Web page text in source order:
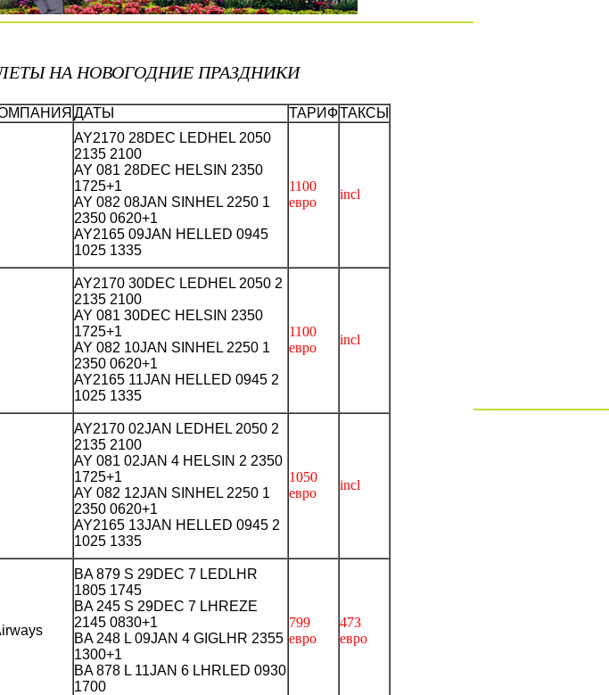
НА НОВОГОДНИЕ ПРАЗДНИКИ
ДАТЫ ТАРИФТАКСЫ
AY2170 28DEC LEDHEL 2050
2135 2100
AY 081 28DEC HELSIN 2350
1725+1
AY 082 08JAN SINHEL 2250 1
2350 0620+1
AY2165 09JAN HELLED 0945
1025 1335
1100
евро
incl
AY2170 30DEC LEDHEL 2050 2
2135 2100
AY 081 30DEC HELSIN 2350
1725+1
AY 082 10JAN SINHEL 2250 1
2350 0620+1
AY2165 11JAN HELLED 0945 2
1025 1335
1100
евро
incl
AY2170 02JAN LEDHEL 2050 2
2135 2100
AY 081 02JAN 4 HELSIN 2 2350
1725+1
AY 082 12JAN SINHEL 2250 1
2350 0620+1
AY2165 13JAN HELLED 0945 2
1025 1335
1050
евро
incl
BA 879 S 29DEC 7 LEDLHR
1805 1745
BA 245 S 29DEC 7 LHREZE
2145 0830+1
BA 248 L 09JAN 4 GIGLHR 2355
1300+1
BA 878 L 11JAN 6 LHRLED 0930
1700
799
евро
473
евро